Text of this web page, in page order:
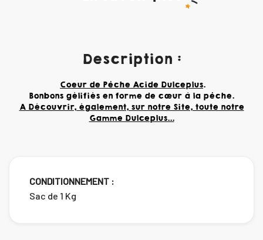
Description :
Coeur de Pêche Acide Dulceplus.
Bonbons gélifiés en forme de cœur à la pêche.
A Découvrir, également, sur notre Site, toute notre
Gamme Dulceplus...
CONDITIONNEMENT :
Sac de 1 Kg